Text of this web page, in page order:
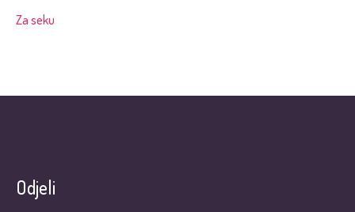
Za seku
Odjeli